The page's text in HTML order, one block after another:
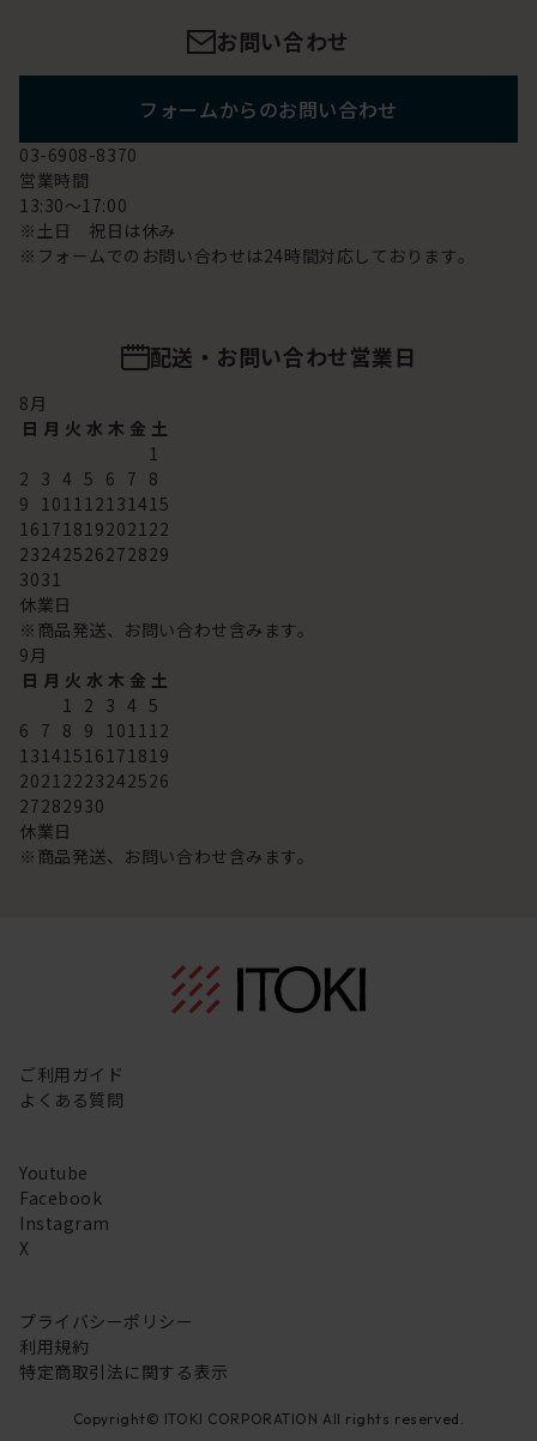
お問い合わせ
フォームからのお問い合わせ
03-6908-8370
営業時間
13:30～17:00
※土日 祝日は休み
※フォームでのお問い合わせは24時間対応しております。
配送・お問い合わせ営業日
8月
日 月 火 水 木 金 土
1
2 3 4 5 6 7 8
9 101112131415
16171819202122
23242526272829
3031
休業日
※商品発送、お問い合わせ含みます。
9月
日 月 火 水 木 金 土
1 2 3 4 5
6 7 8 9 101112
13141516171819
20212223242526
27282930
休業日
※商品発送、お問い合わせ含みます。
ご利用ガイド
よくある質問
Youtube
Facebook
Instagram
X
プライバシーポリシー
利用規約
特定商取引法に関する表示
Copyright© ITOKI CORPORATION All rights reserved.